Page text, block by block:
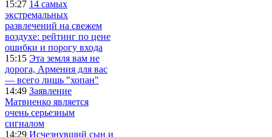
15:27 14 самых
экстремальных
развлечений на свежем
воздухе: рейтинг по цене
ошибки и порогу входа
15:15 Эта земля вам не
дорога, Армения для вас
— всего лишь "хопан"
14:49 Заявление
Матвиенко является
очень серьезным
сигналом
14:29 Исчезнувший сын и